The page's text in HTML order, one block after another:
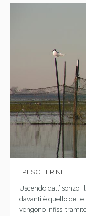
I PESCHERINI
Uscendo dall’Isonzo,
davanti è quello
vengono infissi tramite